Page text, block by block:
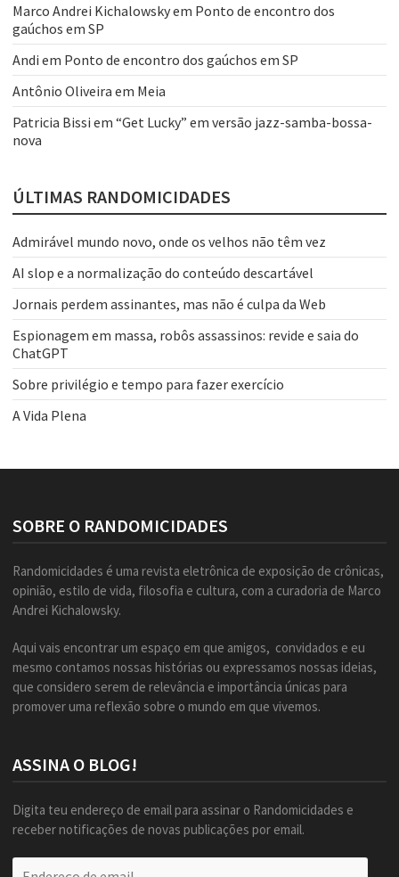
Marco Andrei Kichalowskyem Ponto de encontro dos
gaúchos em SP
Andi em Ponto de encontro dos gaúchos em SP
Antônio Oliveira em Meia
Patricia Bissi em “Get Lucky” em versão jazz-samba-bossa-
nova
ÚLTIMAS RANDOMICIDADES
Admirável mundo novo, onde os velhos não têm vez
AI slop e a normalização do conteúdo descartável
Jornais perdem assinantes, mas não é culpa da Web
Espionagem em massa, robôs assassinos: revide e saia do
ChatGPT
Sobre privilégio e tempo para fazer exercício
A Vida Plena
SOBRE O RANDOMICIDADES
Randomicidades é uma revista eletrônica de exposição de crônicas,
opinião, estilo de vida, filosofia e cultura, com a curadoria de Marco
Andrei Kichalowsky.
Aqui vais encontrar um espaço em que amigos, convidados e eu
mesmo contamos nossas histórias ou expressamos nossas ideias,
que considero serem de relevância e importância únicas para
promover uma reflexão sobre o mundo em que vivemos.
ASSINA O BLOG!
Digita teu endereço de email para assinar o Randomicidades e
receber notificações de novas publicações por email.